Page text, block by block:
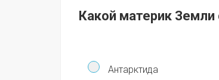
Какой материк
Антарктида